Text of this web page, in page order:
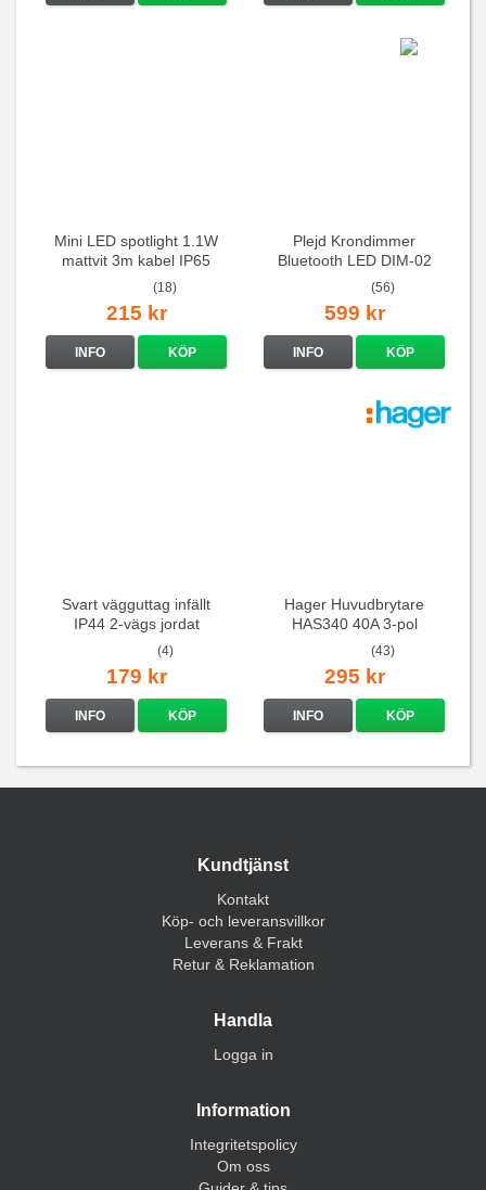
Mini LED spotlight 1.1W
mattvit 3m kabel IP65
(18)
215 kr
INFO KÖP
Plejd Krondimmer
Bluetooth LED DIM-02
(56)
599 kr
INFO KÖP
Svart vägguttag infällt
IP44 2-vägs jordat
(4)
179 kr
INFO KÖP
Hager Huvudbrytare
HAS340 40A 3-pol
(43)
295 kr
INFO KÖP
Kundtjänst
Kontakt
Köp- och leveransvillkor
Leverans & Frakt
Retur & Reklamation
Handla
Logga in
Information
Integritetspolicy
Om oss